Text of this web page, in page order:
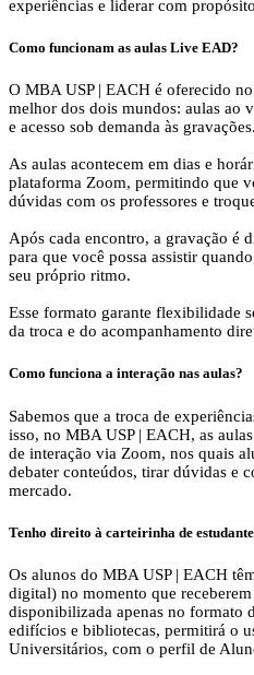
experiências e liderar com
Como funcionam as aulas Live EAD?
O MBA USP | EACH é oferecido
melhor dos dois mundos: aulas ao
e acesso sob demanda às gravações.
As aulas acontecem em dias e
plataforma Zoom, permitindo que
dúvidas com os professores e
Após cada encontro, a gravação é
para que você possa assistir
seu próprio ritmo.
Esse formato garante flexibilidade
da troca e do acompanhamento
Como funciona a interação nas aulas?
Sabemos que a troca de
isso, no MBA USP | EACH, as
de interação via Zoom, nos quais
debater conteúdos, tirar dúvidas e
mercado.
Tenho direito à carteirinha de
Os alunos do MBA USP | EACH
digital) no momento que
disponibilizada apenas no formato
edifícios e bibliotecas, permitirá o
Universitários, com o perfil de